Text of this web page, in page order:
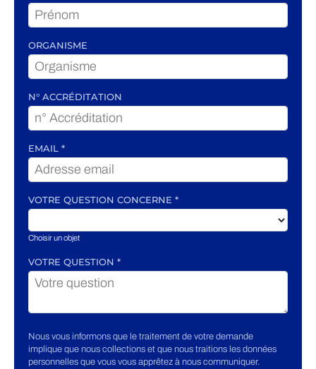
ORGANISME
N° ACCRÉDITATION
EMAIL *
VOTRE QUESTION CONCERNE *
Choisir un objet
VOTRE QUESTION *
Nous vous informons que le traitement de votre demande
implique que nous collections et que nous traitions les données
personnelles que vous vous apprêtez à nous communiquer.